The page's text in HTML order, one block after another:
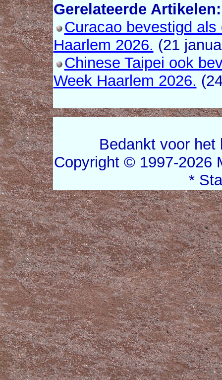
Gerelateerde Artikelen:
Curacao bevestigd
Haarlem 2026. (21
Chinese Taipei ook
Week Haarlem 2026.
Bedankt voor
Copyright © 1997-2026
*